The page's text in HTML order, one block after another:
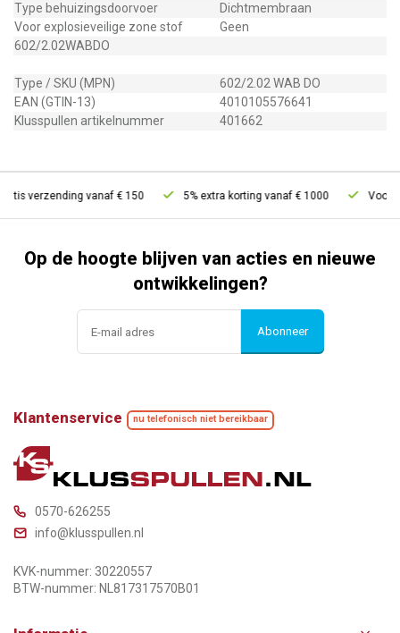
Type behuizingsdoorvoer
Dichtmembraan
Voor explosieveilige zone stof
Geen
602/2.02WABDO
Type / SKU (MPN)
602/2.02 WAB DO
EAN (GTIN-13)
4010105576641
Klusspullen artikelnummer
401662
verzending vanaf € 150 5% extra korting vanaf € 1000 Voor
Op de hoogte blijven van acties en nieuwe
ontwikkelingen?
Abonneer
Klantenservice nu telefonisch niet bereikbaar
0570-626255
info@klusspullen.nl
KVK-nummer: 30220557
BTW-nummer: NL817317570B01